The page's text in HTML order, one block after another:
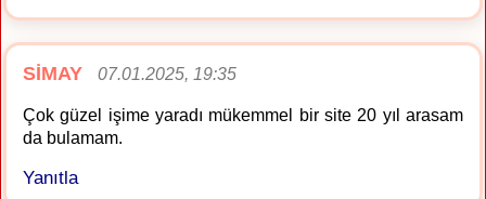
SİMAY 07.01.2025, 19:35
Çok güzel işime yaradı mükemmel bir site 20 yıl arasam
da bulamam.
Yanıtla